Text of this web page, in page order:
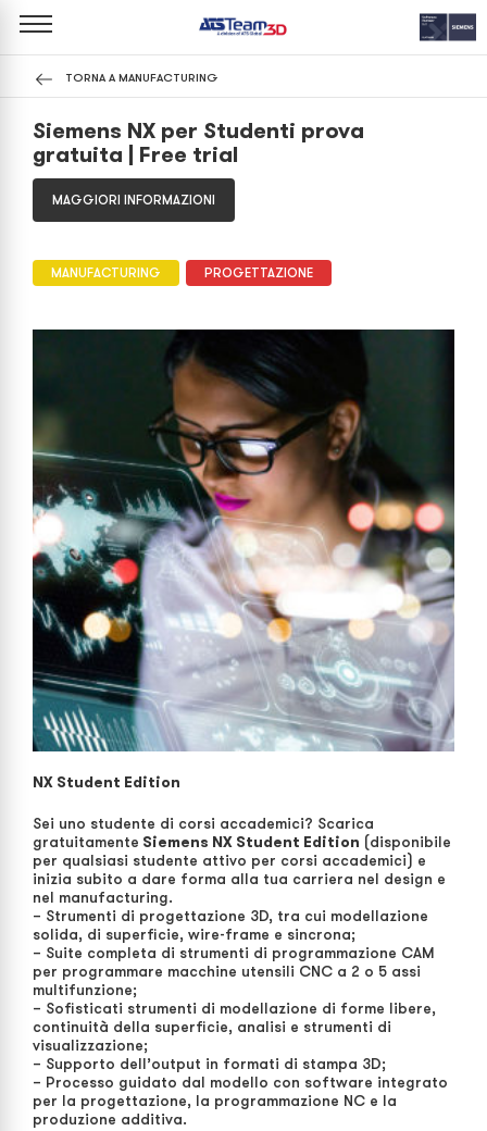
TORNA A MANUFACTURING
Siemens NX per Studenti prova
gratuita | Free trial
MAGGIORI INFORMAZIONI
MANUFACTURING PROGETTAZIONE
NX Student Edition
Sei uno studente di corsi accademici? Scarica
gratuitamente Siemens NX Student Edition (disponibile
per qualsiasi studente attivo per corsi accademici) e
inizia subito a dare forma alla tua carriera nel design e
nel manufacturing.
– Strumenti di progettazione 3D, tra cui modellazione
solida, di superficie, wire-frame e sincrona;
– Suite completa di strumenti di programmazione CAM
per programmare macchine utensili CNC a 2 o 5 assi
multifunzione;
– Sofisticati strumenti di modellazione di forme libere,
continuità della superficie, analisi e strumenti di
visualizzazione;
– Supporto dell’output in formati di stampa 3D;
– Processo guidato dal modello con software integrato
per la progettazione, la programmazione NC e la
produzione additiva.